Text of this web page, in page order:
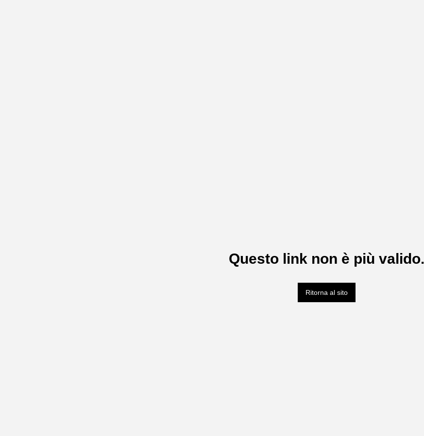
Questo link non è più valido.
Ritorna al sito